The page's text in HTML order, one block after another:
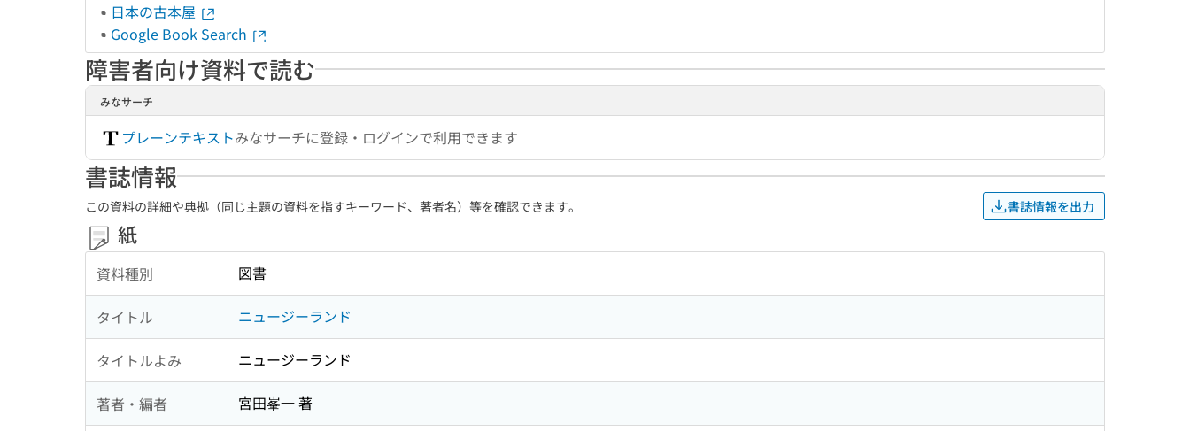
日本の古本屋
Google Book Search
障害者向け資料で読む
みなサーチ
プレーンテキストみなサーチに登録・ログインで利用できます
書誌情報
この資料の詳細や典拠（同じ主題の資料を指すキーワード、著者名）等を確認できます。 書誌情報を出力
紙
資料種別 図書
タイトル ニュージーランド
タイトルよみ ニュージーランド
著者・編者 宮田峯一 著